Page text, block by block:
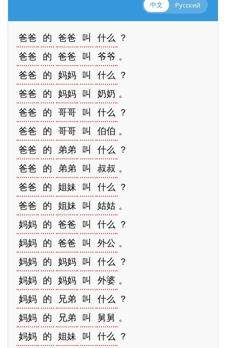
中文 Русский
爸爸 的 爸爸 叫 什么 ？
爸爸 的 爸爸 叫 爷爷 。
爸爸 的 妈妈 叫 什么 ？
爸爸 的 妈妈 叫 奶奶 。
爸爸 的 哥哥 叫 什么 ？
爸爸 的 哥哥 叫 伯伯 。
爸爸 的 弟弟 叫 什么 ？
爸爸 的 弟弟 叫 叔叔 。
爸爸 的 姐妹 叫 什么 ？
爸爸 的 姐妹 叫 姑姑 。
妈妈 的 爸爸 叫 什么 ？
妈妈 的 爸爸 叫 外公 。
妈妈 的 妈妈 叫 什么 ？
妈妈 的 妈妈 叫 外婆 。
妈妈 的 兄弟 叫 什么 ？
妈妈 的 兄弟 叫 舅舅 。
妈妈 的 姐妹 叫 什么 ？